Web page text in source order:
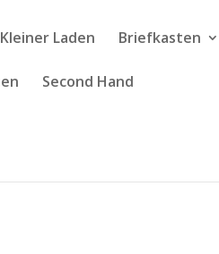
Laden Briefkasten
Second Hand